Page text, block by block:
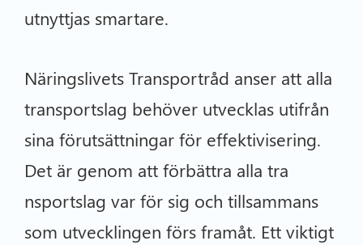
utnyttjas smartare.
Näringslivets Transportråd anser att alla
transportslag behöver utvecklas utifrån
sina förutsättningar för effektivisering.
Det är genom att förbättra alla tra
nsportslag var för sig och tillsammans
som utvecklingen förs framåt. Ett viktigt